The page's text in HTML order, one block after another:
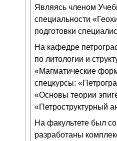
Являясь членом
специальности
подготовки
На кафедре
по литологии и
«Магматические
спецкурсы:
«Основы теории
«Петроструктурный
На факультете был
разработаны